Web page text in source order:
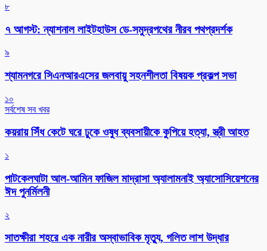
৮
৭ আগস্ট: ন্যাশনাল লাইটহাউস ডে-সমুদ্রপথের নীরব পথপ্রদর্শক
৯
শ্যামনগরে সিএনআরএসের জলবায়ু সহনশীলতা বিষয়ক প্রকল্প সভা
১০
সর্বশেষ সব খবর
কয়রায় সিঁধ কেটে ঘরে ঢুকে ওষুধ ব্যবসায়ীকে কুপিয়ে হত্যা, স্ত্রী আহত
১
পাটকেলঘাটা আল-আমিন ফাজিল মাদ্রাসা অ্যালামনাই অ্যাসোসিয়েশনের
ঈদ পুনর্মিলনী
২
সাতক্ষীরা শহরে এক নারীর অস্বাভাবিক মৃত্যু, গলিত লাশ উদ্ধার